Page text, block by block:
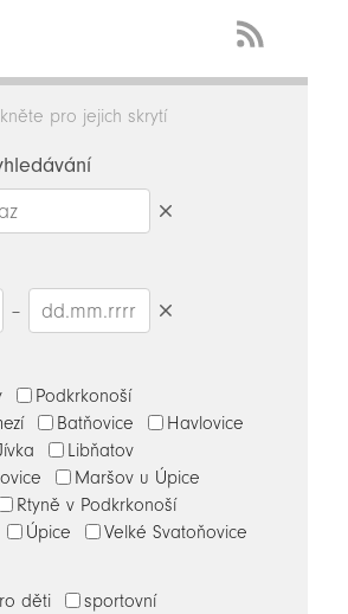
Feed
pro jejich skrytí
–
Podkrkonoší
Batňovice
Havlovice
Libňatov
Maršov u Úpice
Rtyně v Podkrkonoší
Úpice Velké Svatoňovice
děti sportovní